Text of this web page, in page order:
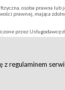
fizyczna, osoba prawna
prawnej, mająca
przez Usługodawcę
z regulaminem